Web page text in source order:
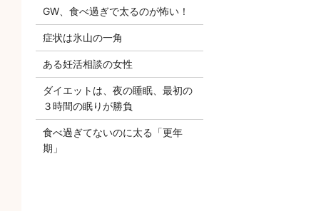
GW、食べ過ぎで太るのが怖い！
症状は氷山の一角
ある妊活相談の女性
ダイエットは、夜の睡眠、最初の
３時間の眠りが勝負
食べ過ぎてないのに太る「更年
期」